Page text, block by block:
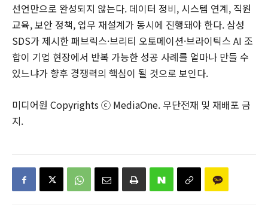
선언만으로 완성되지 않는다. 데이터 정비, 시스템 연계, 직원
교육, 보안 정책, 업무 재설계가 동시에 진행돼야 한다. 삼성
SDS가 제시한 패브릭스·브리티 오토메이션·브라이틱스 AI 조
합이 기업 현장에서 반복 가능한 성공 사례를 얼마나 만들 수
있느냐가 향후 경쟁력의 핵심이 될 것으로 보인다.
미디어원 Copyrights ⓒ MediaOne. 무단전재 및 재배포 금
지.